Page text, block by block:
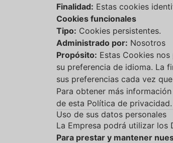
Finalidad: Estas cookies
Cookies funcionales
Tipo: Cookies persistentes.
Administrado por: Nosotros
Propósito: Estas Cookies
su preferencia de idioma. La
sus preferencias cada vez
Para obtener más
de esta Política de privacidad.
Uso de sus datos personales
La Empresa podrá utilizar los
Para prestar y mantener